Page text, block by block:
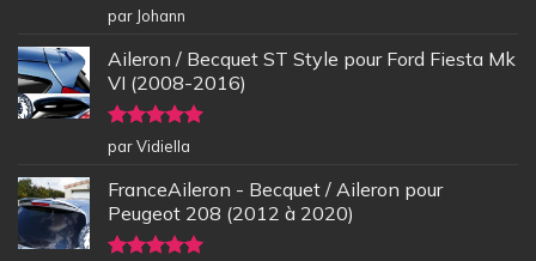
Note5sur
5
par Johann
Aileron / Becquet ST Style pour Ford Fiesta Mk
VI (2008-2016)
Note5sur
5
par Vidiella
FranceAileron - Becquet / Aileron pour
Peugeot 208 (2012 à 2020)